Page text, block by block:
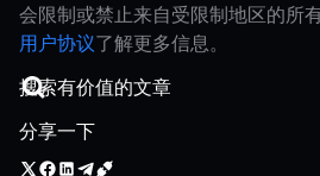
会限制或禁止来自受限制地区的所
用户协议了解更多信息。
分享一下